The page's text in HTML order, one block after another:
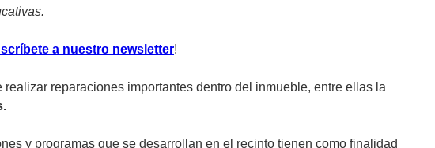
a nuestro newsletter!
realizar reparaciones importantes dentro del inmueble, entre ellas la
y programas que se desarrollan en el recinto tienen como finalidad